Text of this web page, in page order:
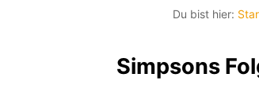
Du bist hier:
Simpsons